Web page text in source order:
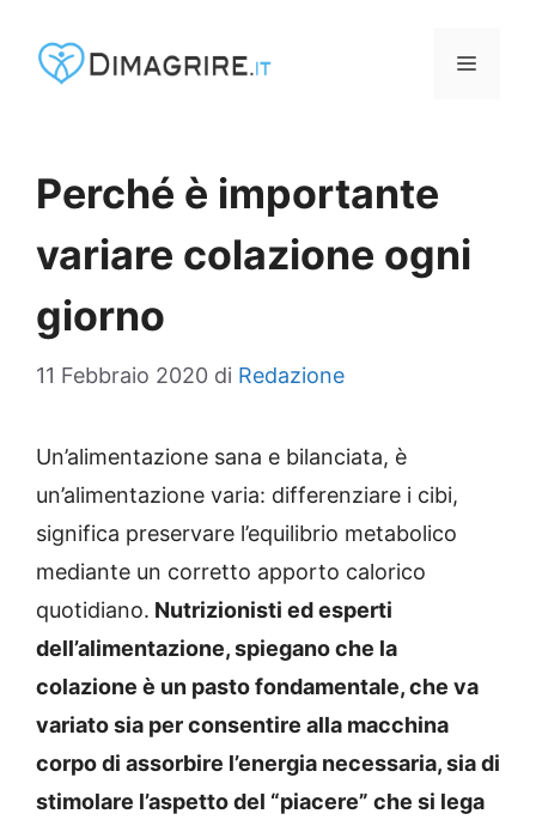
MENU
Perché è importante
variare colazione ogni
giorno
11 Febbraio 2020 di Redazione
Un’alimentazione sana e bilanciata, è
un’alimentazione varia: differenziare i cibi,
significa preservare l’equilibrio metabolico
mediante un corretto apporto calorico
quotidiano. Nutrizionisti ed esperti
dell’alimentazione, spiegano che la
colazione è un pasto fondamentale, che va
variato sia per consentire alla macchina
corpo di assorbire l’energia necessaria, sia di
stimolare l’aspetto del “piacere” che si lega